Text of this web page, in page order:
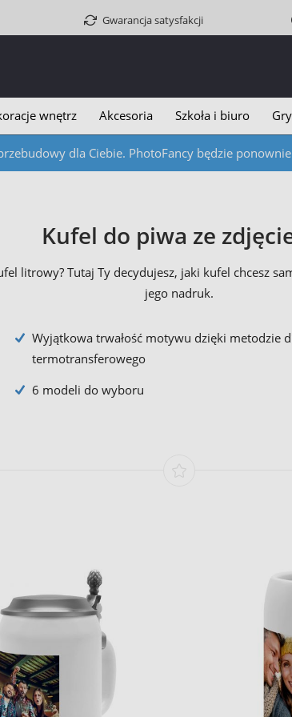
Gwarancja satysfakcji
wnętrz Akcesoria Szkoła i biuro
dla Ciebie. PhotoFancy będzie
Kufel do piwa ze
litrowy? Tutaj Ty decydujesz, jaki kufel chcesz
jego nadruk.
Wyjątkowa trwałość motywu dzięki metodzie
termotransferowego
6 modeli do wyboru